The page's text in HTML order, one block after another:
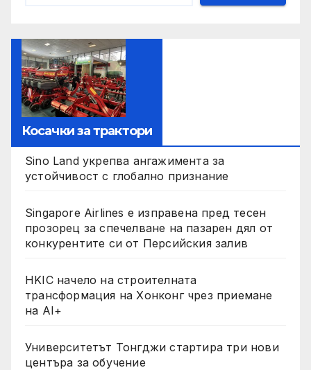
Косачки за трактори
Sino Land укрепва ангажимента за
устойчивост с глобално признание
Singapore Airlines е изправена пред тесен
прозорец за спечелване на пазарен дял от
конкурентите си от Персийския залив
HKIC начело на строителната
трансформация на Хонконг чрез приемане
на AI+
Университетът Тонгджи стартира три нови
центъра за обучение